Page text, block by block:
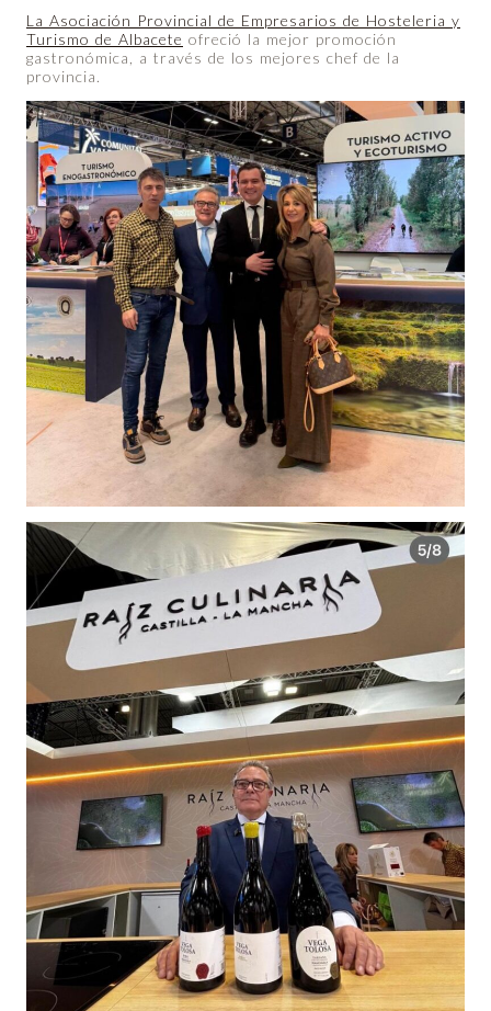
La Asociación Provincial de Empresarios de Hosteleria y
Turismo de Albacete ofreció la mejor promoción
gastronómica, a través de los mejores chef de la
provincia.